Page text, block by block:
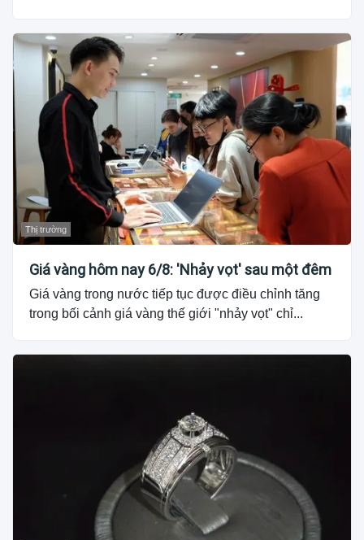
Thị trường
Giá vàng hôm nay 6/8: 'Nhảy vọt' sau một đêm
Giá vàng trong nước tiếp tục được điều chỉnh tăng
trong bối cảnh giá vàng thế giới "nhảy vọt" chỉ...